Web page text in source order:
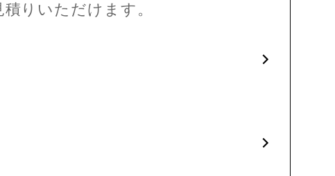
りいただけます。